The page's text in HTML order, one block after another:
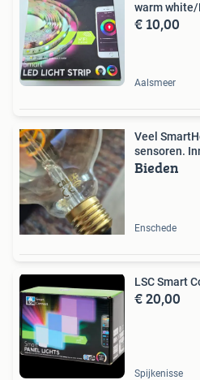
warm white/
€ 10,00
Aalsmeer
Veel
sensoren.
Bieden
Enschede
LSC Smart
€ 20,00
Spijkenisse